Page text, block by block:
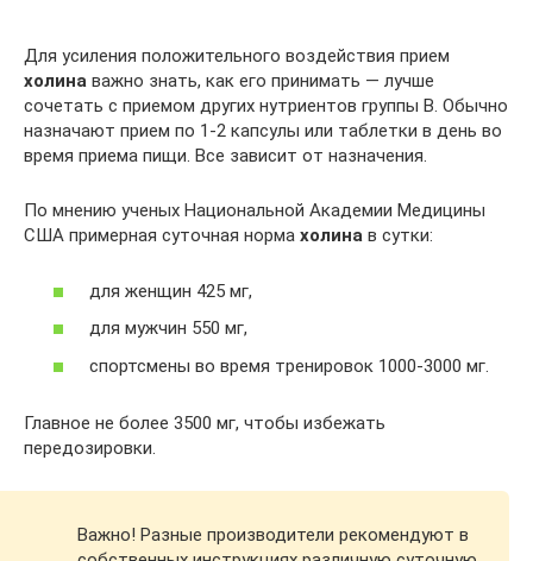
Для усиления положительного воздействия прием
холина важно знать, как его принимать — лучше
сочетать с приемом других нутриентов группы В. Обычно
назначают прием по 1-2 капсулы или таблетки в день во
время приема пищи. Все зависит от назначения.
По мнению ученых Национальной Академии Медицины
США примерная суточная норма холина в сутки:
для женщин 425 мг,
для мужчин 550 мг,
спортсмены во время тренировок 1000-3000 мг.
Главное не более 3500 мг, чтобы избежать
передозировки.
Важно! Разные производители рекомендуют в